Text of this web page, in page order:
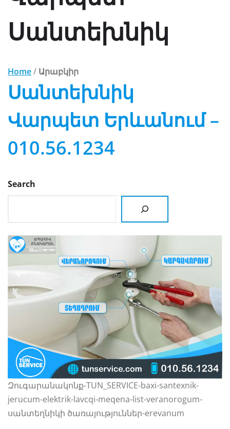
Սանտեխնիկ
Home/ Արաբկիր
Սանտեխնիկ
Վարպետ Երևանում –
010.56.1234
Search
Զուգարանակոնք-TUN_SERVICE-baxi-santexnik-
jerucum-elektrik-lavcqi-meqena-list-veranorogum-
սանտեղնիկի ծառայություններ-erevanum